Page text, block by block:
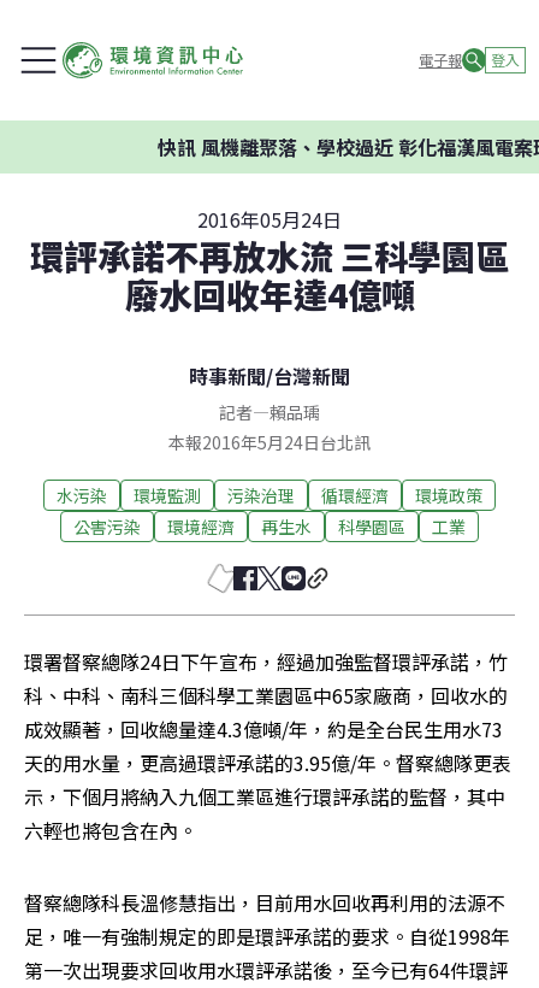
電子報 登入
快訊風機離聚落、學校過近 彰化福漢風電案環
2016年05月24日
環評承諾不再放水流 三科學園區
廢水回收年達4億噸
時事新聞/台灣新聞
記者—賴品瑀
本報2016年5月24日台北訊
水污染 環境監測 污染治理 循環經濟
環境政策
公害污染
環境經濟 再生水 科學園區 工業
環署督察總隊24日下午宣布，經過加強監督環評承諾，竹
科、中科、南科三個科學工業園區中65家廠商，回收水的
成效顯著，回收總量達4.3億噸/年，約是全台民生用水73
天的用水量，更高過環評承諾的3.95億/年。督察總隊更表
示，下個月將納入九個工業區進行環評承諾的監督，其中
六輕也將包含在內。
督察總隊科長溫修慧指出，目前用水回收再利用的法源不
足，唯一有強制規定的即是環評承諾的要求。自從1998年
第一次出現要求回收用水環評承諾後，至今已有64件環評